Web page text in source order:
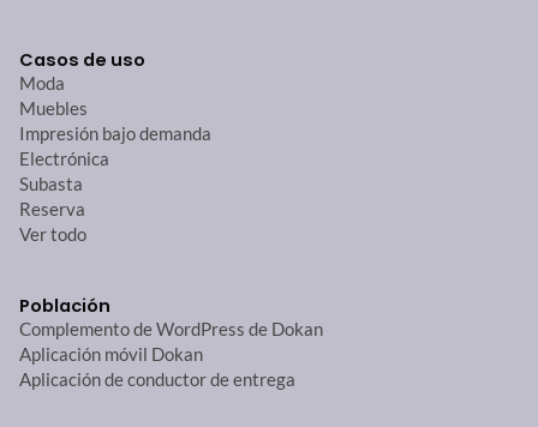
Casos de uso
Moda
Muebles
Impresión bajo demanda
Electrónica
Subasta
Reserva
Ver todo
Población
Complemento de WordPress de Dokan
Aplicación móvil Dokan
Aplicación de conductor de entrega